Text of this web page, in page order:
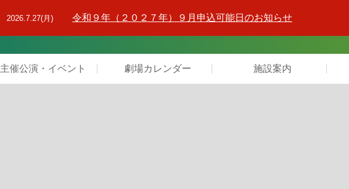
2026.7.27(月) 令和９年（２０２７年）９月申込可能日のお知らせ
主催公演・イベント 劇場カレンダー 施設案内